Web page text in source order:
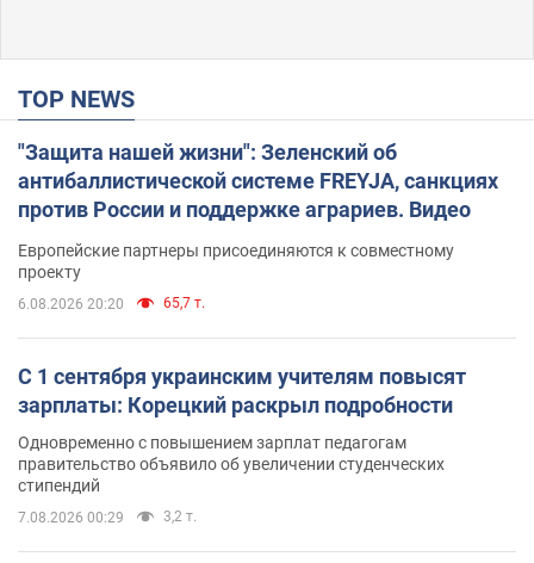
TOP NEWS
"Защита нашей жизни": Зеленский об
антибаллистической системе FREYJA, санкциях
против России и поддержке аграриев. Видео
Европейские партнеры присоединяются к совместному
проекту
6.08.2026 20:20 65,7 т.
С 1 сентября украинским учителям повысят
зарплаты: Корецкий раскрыл подробности
Одновременно с повышением зарплат педагогам
правительство объявило об увеличении студенческих
стипендий
7.08.2026 00:29 3,2 т.